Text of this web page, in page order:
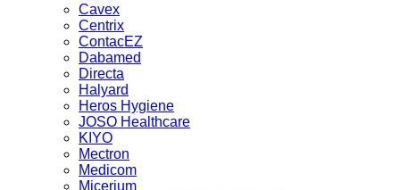
Cavex
Centrix
ContacEZ
Dabamed
Directa
Halyard
Heros Hygiene
JOSO Healthcare
KIYO
Mectron
Medicom
Micerium